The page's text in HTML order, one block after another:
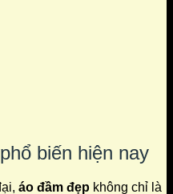
biến hiện nay
áo đầm đẹp không chỉ là